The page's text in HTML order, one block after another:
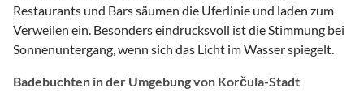
Restaurants und Bars säumen die Uferlinie und laden zum
Verweilen ein. Besonders eindrucksvoll ist die Stimmung bei
Sonnenuntergang, wenn sich das Licht im Wasser spiegelt.
Badebuchten in der Umgebung von Korčula-Stadt